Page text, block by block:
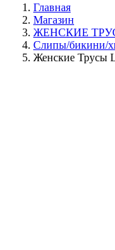
Главная
Магазин
ЖЕНСКИЕ
Слипы/бикини/
Женские Трусы